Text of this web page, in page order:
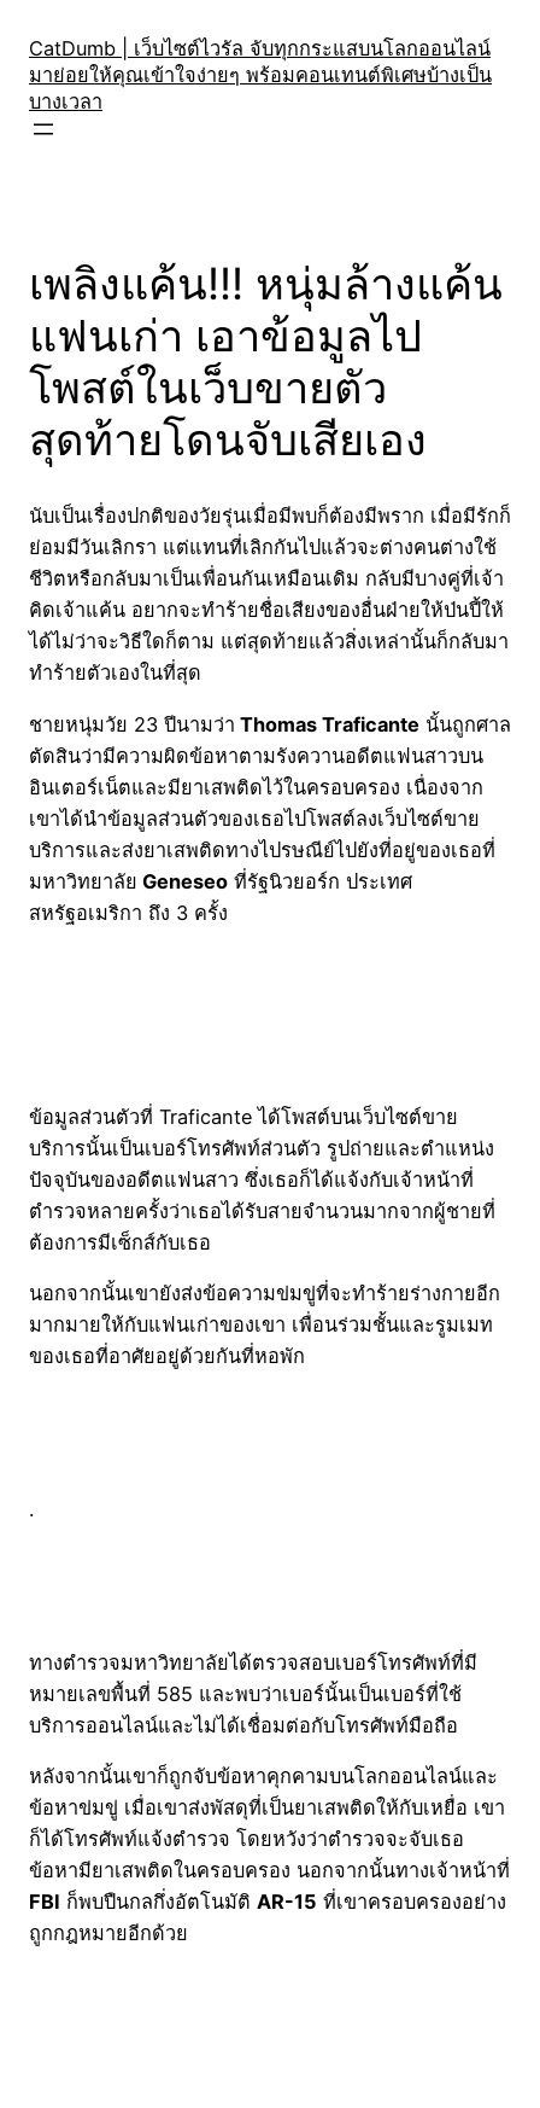
content
CatDumb | เว็บไซต์ไวรัล จับทุกกระแสบนโลกออนไลน์
มาย่อยให้คุณเข้าใจง่ายๆ พร้อมคอนเทนต์พิเศษบ้างเป็น
บางเวลา
เพลิงแค้น!!! หนุ่มล้างแค้น
แฟนเก่า เอาข้อมูลไป
โพสต์ในเว็บขายตัว
สุดท้ายโดนจับเสียเอง
นับเป็นเรื่องปกติของวัยรุ่นเมื่อมีพบก็ต้องมีพราก เมื่อมีรักก็
ย่อมมีวันเลิกรา แต่แทนที่เลิกกันไปแล้วจะต่างคนต่างใช้
ชีวิตหรือกลับมาเป็นเพื่อนกันเหมือนเดิม กลับมีบางคู่ที่เจ้า
คิดเจ้าแค้น อยากจะทำร้ายชื่อเสียงของอื่นฝ่ายให้ป่นปี้ให้
ได้ไม่ว่าจะวิธีใดก็ตาม แต่สุดท้ายแล้วสิ่งเหล่านั้นก็กลับมา
ทำร้ายตัวเองในที่สุด
ชายหนุ่มวัย 23 ปีนามว่า Thomas Traficante นั้นถูกศาล
ตัดสินว่ามีความผิดข้อหาตามรังควานอดีตแฟนสาวบน
อินเตอร์เน็ตและมียาเสพติดไว้ในครอบครอง เนื่องจาก
เขาได้นำข้อมูลส่วนตัวของเธอไปโพสต์ลงเว็บไซต์ขาย
บริการและส่งยาเสพติดทางไปรษณีย์ไปยังที่อยู่ของเธอที่
มหาวิทยาลัย Geneseo ที่รัฐนิวยอร์ก ประเทศ
สหรัฐอเมริกา ถึง 3 ครั้ง
ข้อมูลส่วนตัวที่ Traficante ได้โพสต์บนเว็บไซต์ขาย
บริการนั้นเป็นเบอร์โทรศัพท์ส่วนตัว รูปถ่ายและตำแหน่ง
ปัจจุบันของอดีตแฟนสาว ซึ่งเธอก็ได้แจ้งกับเจ้าหน้าที่
ตำรวจหลายครั้งว่าเธอได้รับสายจำนวนมากจากผู้ชายที่
ต้องการมีเซ็กส์กับเธอ
นอกจากนั้นเขายังส่งข้อความข่มขู่ที่จะทำร้ายร่างกายอีก
มากมายให้กับแฟนเก่าของเขา เพื่อนร่วมชั้นและรูมเมท
ของเธอที่อาศัยอยู่ด้วยกันที่หอพัก
.
ทางตำรวจมหาวิทยาลัยได้ตรวจสอบเบอร์โทรศัพท์ที่มี
หมายเลขพื้นที่ 585 และพบว่าเบอร์นั้นเป็นเบอร์ที่ใช้
บริการออนไลน์และไม่ได้เชื่อมต่อกับโทรศัพท์มือถือ
หลังจากนั้นเขาก็ถูกจับข้อหาคุกคามบนโลกออนไลน์และ
ข้อหาข่มขู่ เมื่อเขาส่งพัสดุที่เป็นยาเสพติดให้กับเหยื่อ เขา
ก็ได้โทรศัพท์แจ้งตำรวจ โดยหวังว่าตำรวจจะจับเธอ
ข้อหามียาเสพติดในครอบครอง นอกจากนั้นทางเจ้าหน้าที่
FBI ก็พบปืนกลกึ่งอัตโนมัติ AR-15 ที่เขาครอบครองอย่าง
ถูกกฎหมายอีกด้วย